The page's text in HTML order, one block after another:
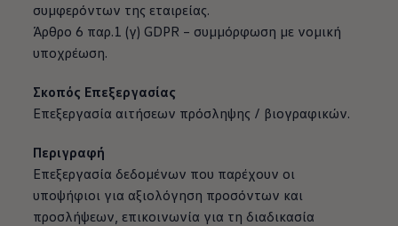
συμφερόντων της εταιρείας.
Άρθρο 6 παρ.1 (γ) GDPR – συμμόρφωση με νομική
υποχρέωση.
Σκοπός Επεξεργασίας
Επεξεργασία αιτήσεων πρόσληψης / βιογραφικών.
Περιγραφή
Επεξεργασία δεδομένων που παρέχουν οι
υποψήφιοι για αξιολόγηση προσόντων και
προσλήψεων, επικοινωνία για τη διαδικασία